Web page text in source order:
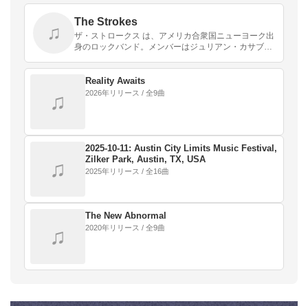
♫
The Strokes
ザ・ストロークス は、アメリカ合衆国ニューヨーク出
身のロックバンド。メンバーはジュリアン・カサブラ
Jr.、ニコライ・フレイチュア、ファブリツィオ・モレ
ッ…
♫
Reality Awaits
2026年リリース / 全9曲
♫
2025‐10‐11: Austin City Limits Music Festival,
Zilker Park, Austin, TX, USA
2025年リリース / 全16曲
♫
The New Abnormal
2020年リリース / 全9曲